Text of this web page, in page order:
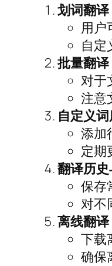
划词翻译
用户
自定
批量翻译
对于
注意
自定义
添加
定期
翻译历
保存
对不
离线翻译
下载
确保